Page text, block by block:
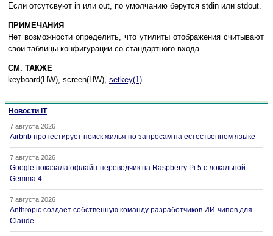
Если отсутсвуют in или out, по умолчанию берутся stdin или stdout.
ПРИМЕЧАНИЯ
Нет возможности определить, что утилиты отображения считывают
свои таблицы конфигурации со стандартного входа.
СМ. ТАКЖЕ
keyboard(HW), screen(HW), setkey(1)
Новости IT
7 августа 2026
Airbnb протестирует поиск жилья по запросам на естественном языке
7 августа 2026
Google показала офлайн-переводчик на Raspberry Pi 5 с локальной
Gemma 4
7 августа 2026
Anthropic создаёт собственную команду разработчиков ИИ-чипов для
Claude